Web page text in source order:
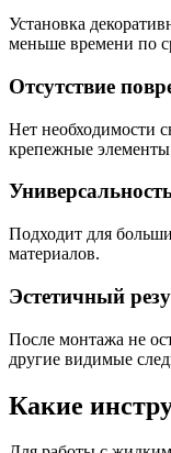
Установка
меньше времени по
Отсутствие
Нет необходимости
крепежные
Подходит для
материалов.
Эстетичный
После монтажа не
другие видимые
Какие